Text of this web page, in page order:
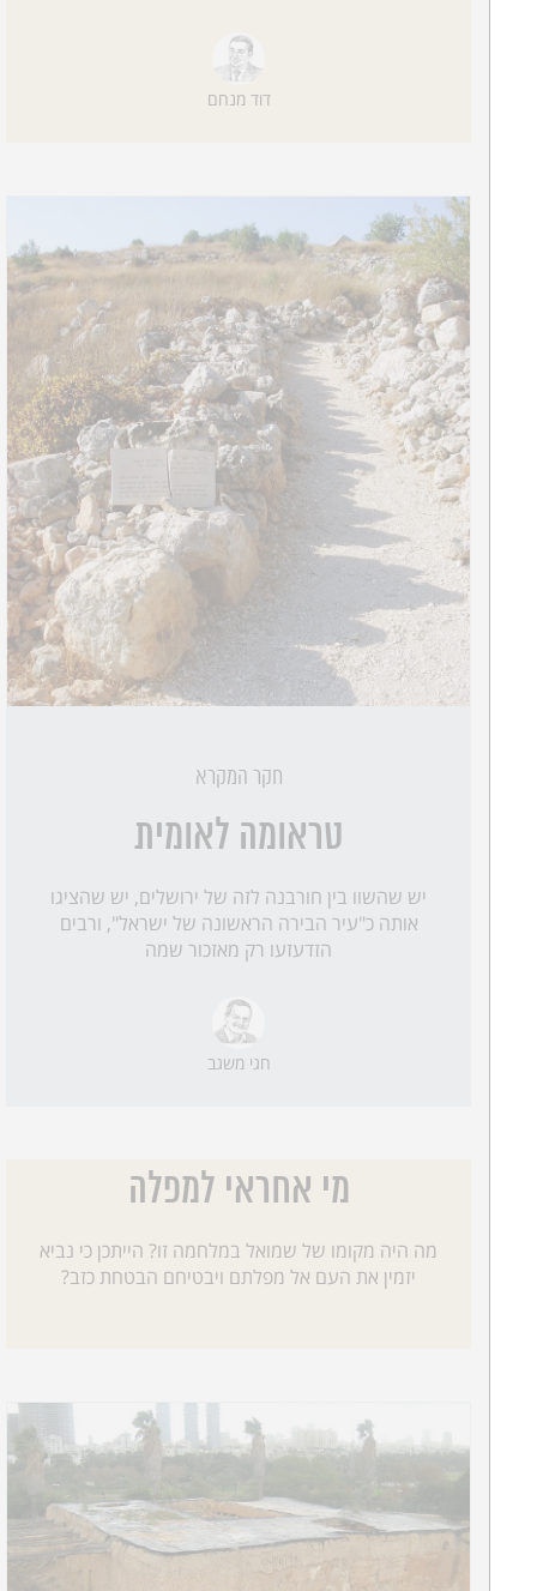
דוד מנחם
חקר המקרא
טראומה לאומית
יש שהשוו בין חורבנה לזה של ירושלים, יש שהציגו
אותה כ"עיר הבירה הראשונה של ישראל", ורבים
הזדעזעו רק מאזכור שמה
חגי משגב
מי אחראי למפלה
מה היה מקומו של שמואל במלחמה זו? הייתכן כי נביא
יזמין את העם אל מפלתם ויבטיחם הבטחת כזב?